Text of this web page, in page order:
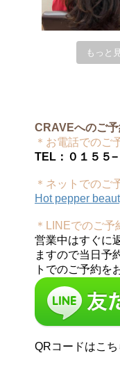
もっと
CRAVEへのご
＊お電話でのご
TEL：０１５５−
＊ネットでのご
Hot pepper
＊LINEでのご予
営業中はすぐに
ますので当日予
トでのご予約を
QRコードはこち